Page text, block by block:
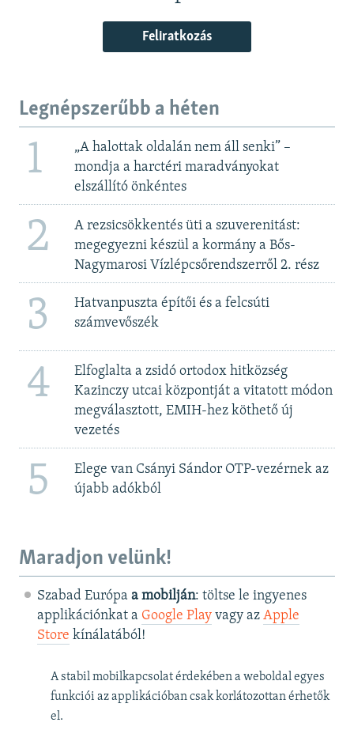
Feliratkozás
Legnépszerűbb a héten
1
„A halottak oldalán nem áll senki” –
mondja a harctéri maradványokat
elszállító önkéntes
2
A rezsicsökkentés üti a szuverenitást:
megegyezni készül a kormány a Bős-
Nagymarosi Vízlépcsőrendszerről 2. rész
3
Hatvanpuszta építői és a felcsúti
számvevőszék
4
Elfoglalta a zsidó ortodox hitközség
Kazinczy utcai központját a vitatott módon
megválasztott, EMIH-hez köthető új
vezetés
5
Elege van Csányi Sándor OTP-vezérnek az
újabb adókból
Maradjon velünk!
Szabad Európa a mobilján: töltse le ingyenes
applikációnkat a Google Playvagy az Apple
Store kínálatából!
A stabil mobilkapcsolat érdekében a weboldal egyes
funkciói az applikációban csak korlátozottan érhetők
el.